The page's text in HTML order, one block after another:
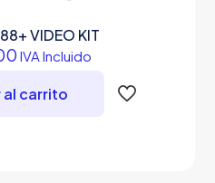
VIDEO KIT
IVA Incluido
al carrito